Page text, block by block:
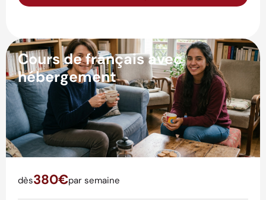
Cours de français avec
hébergement
dès380€par semaine